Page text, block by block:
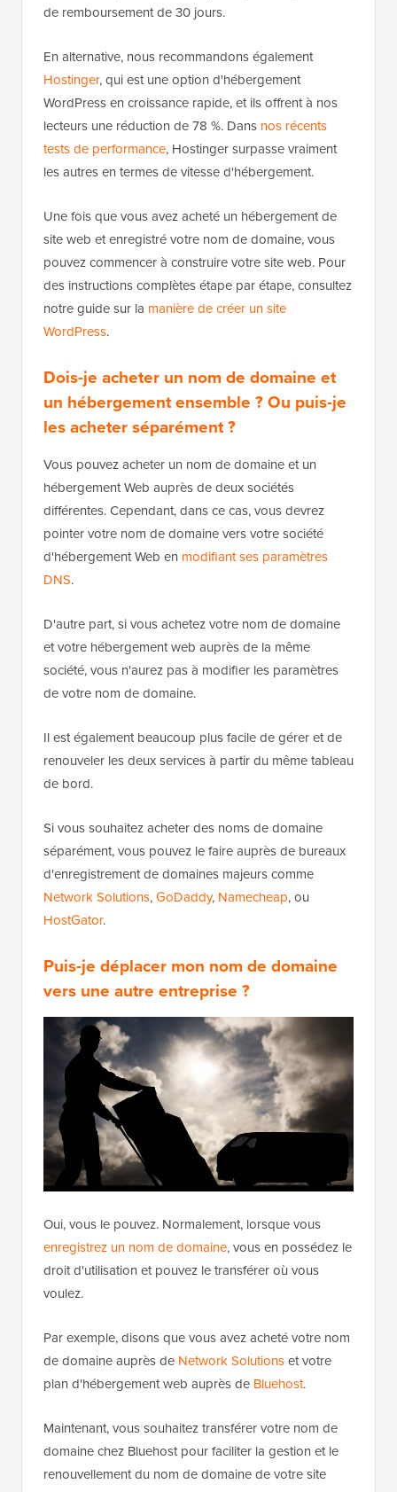
de remboursement de 30 jours.
En alternative, nous recommandons également
Hostinger, qui est une option d'hébergement
WordPress en croissance rapide, et ils offrent à nos
lecteurs une réduction de 78 %. Dans nos récents
tests de performance, Hostinger surpasse vraiment
les autres en termes de vitesse d'hébergement.
Une fois que vous avez acheté un hébergement de
site web et enregistré votre nom de domaine, vous
pouvez commencer à construire votre site web. Pour
des instructions complètes étape par étape, consultez
notre guide sur la manière de créer un site
WordPress.
Dois-je acheter un nom de domaine et
un hébergement ensemble ? Ou puis-je
les acheter séparément ?
Vous pouvez acheter un nom de domaine et un
hébergement Web auprès de deux sociétés
différentes. Cependant, dans ce cas, vous devrez
pointer votre nom de domaine vers votre société
d'hébergement Web en modifiant ses paramètres
DNS.
D'autre part, si vous achetez votre nom de domaine
et votre hébergement web auprès de la même
société, vous n'aurez pas à modifier les paramètres
de votre nom de domaine.
Il est également beaucoup plus facile de gérer et de
renouveler les deux services à partir du même tableau
de bord.
Si vous souhaitez acheter des noms de domaine
séparément, vous pouvez le faire auprès de bureaux
d'enregistrement de domaines majeurs comme
Network Solutions,GoDaddy, Namecheap, ou
HostGator.
Puis-je déplacer mon nom de domaine
vers une autre entreprise ?
Oui, vous le pouvez. Normalement, lorsque vous
enregistrez un nom de domaine, vous en possédez le
droit d'utilisation et pouvez le transférer où vous
voulez.
Par exemple, disons que vous avez acheté votre nom
de domaine auprès de Network Solutionset votre
plan d'hébergement web auprès de Bluehost.
Maintenant, vous souhaitez transférer votre nom de
domaine chez Bluehost pour faciliter la gestion et le
renouvellement du nom de domaine de votre site